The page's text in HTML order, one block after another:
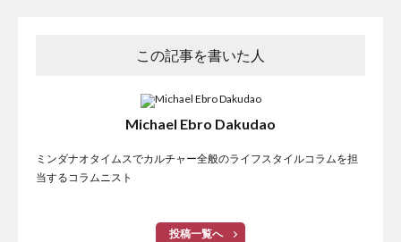
この記事を書いた人
Michael Ebro Dakudao
ミンダナオタイムスでカルチャー全般のライフスタイルコラムを担
当するコラムニスト
投稿一覧へ